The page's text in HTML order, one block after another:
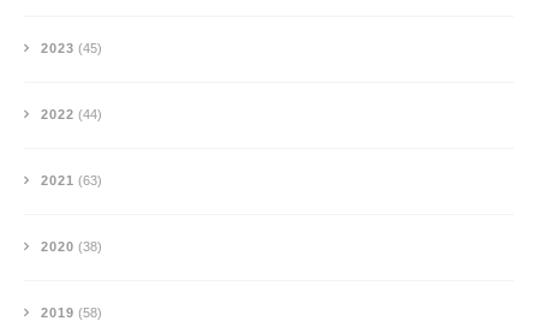
2023 (45)
2022 (44)
2021 (63)
2020 (38)
2019 (58)